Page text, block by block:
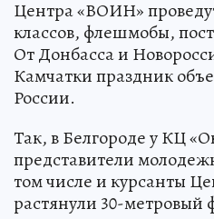
Центра «ВОИН»
классов, флешмобы,
От Донбасса и
Камчатки праздник
России.
Так, в Белгороде у КЦ
представители
том числе и курсанты
растянули 30-метровый